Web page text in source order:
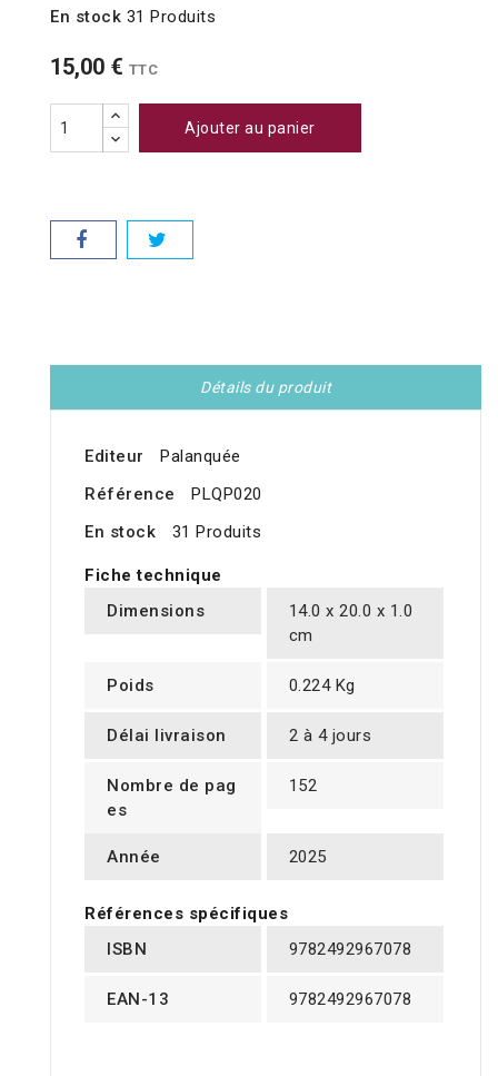
En stock 31 Produits
15,00 € TTC
Ajouter au panier
Détails du produit
Editeur
Palanquée
Référence
PLQP020
En stock
31 Produits
Fiche technique
Dimensions
14.0 x 20.0 x 1.0
cm
Poids 0.224 Kg
Délai livraison 2 à 4 jours
Nombre de pag
es
152
Année 2025
Références spécifiques
ISBN
9782492967078
EAN-13 9782492967078